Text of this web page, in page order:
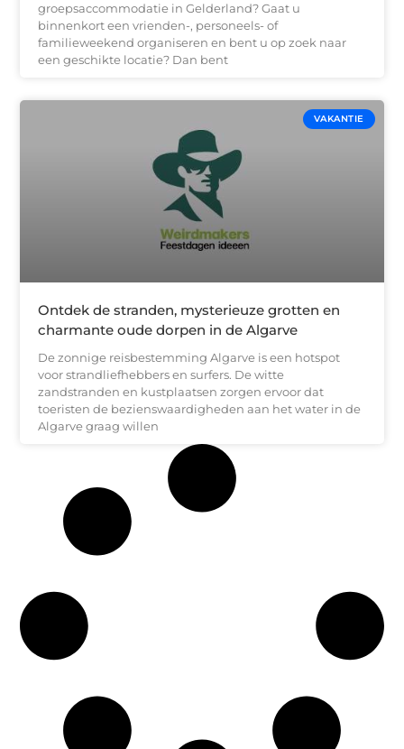
groepsaccommodatie in Gelderland? Gaat u
binnenkort een vrienden-, personeels- of
familieweekend organiseren en bent u op zoek naar
een geschikte locatie? Dan bent
VAKANTIE
Ontdek de stranden, mysterieuze grotten en
charmante oude dorpen in de Algarve
De zonnige reisbestemming Algarve is een hotspot
voor strandliefhebbers en surfers. De witte
zandstranden en kustplaatsen zorgen ervoor dat
toeristen de bezienswaardigheden aan het water in de
Algarve graag willen